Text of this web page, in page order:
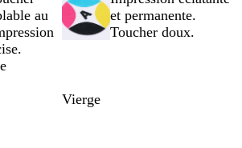
au
et permanente.
Toucher doux.
Vierge